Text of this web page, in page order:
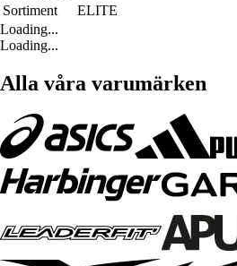
Sortiment
ELITE
Loading...
Loading...
Alla våra varumärken